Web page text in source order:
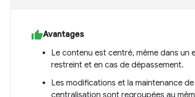
Avantages
Le contenu est centré, même dans un
restreint et en cas de dépassement.
Les modifications et la maintenance de